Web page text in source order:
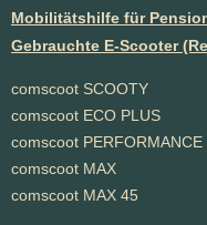
Mobilitätshilfe für
Gebrauchte E-Scooter
comscoot SCOOTY
comscoot ECO PLUS
comscoot PERFORMANCE
comscoot MAX
comscoot MAX 45